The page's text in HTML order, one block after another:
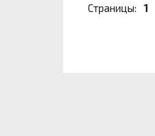
Страницы: 1